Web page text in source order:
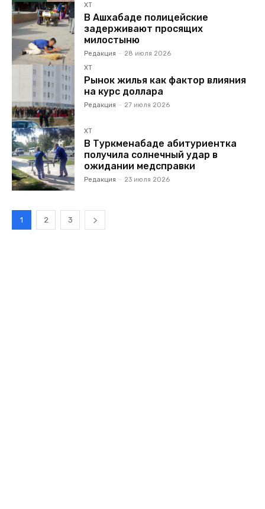
ХТ
В Ашхабаде полицейские
задерживают просящих
милостыню
Редакция - 28 июля 2026
ХТ
Рынок жилья как фактор влияния
на курс доллара
Редакция - 27 июля 2026
ХТ
В Туркменабаде абитуриентка
получила солнечный удар в
ожидании медсправки
Редакция - 23 июля 2026
1 2 3